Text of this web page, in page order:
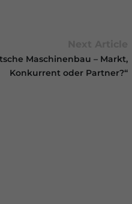
Maschinenbau – Markt,
Konkurrent oder Partner?“